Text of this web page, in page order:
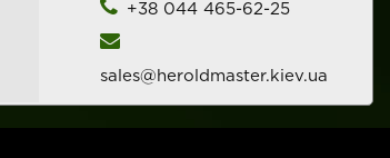
+38 044 465-62-25
sales@heroldmaster.kiev.ua